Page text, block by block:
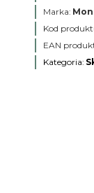
Marka:
Kod
EAN
Kategoria: